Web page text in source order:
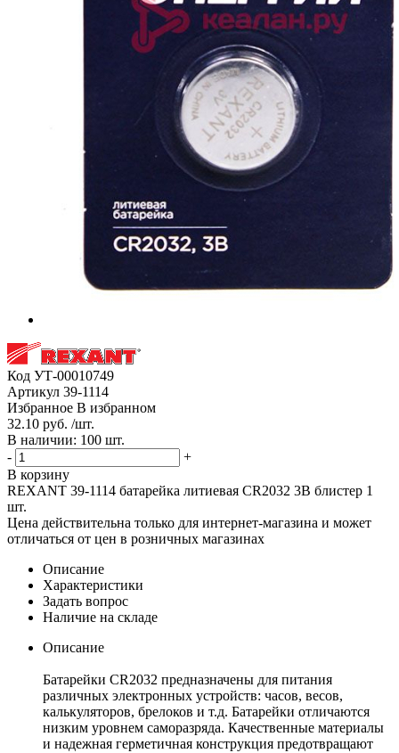
Код УТ-00010749
Артикул 39-1114
Избранное В избранном
32.10 руб. /шт.
В наличии: 100 шт.
-
+
В корзину
REXANT 39-1114 батарейка литиевая CR2032 3В блистер 1
шт.
Цена действительна только для интернет-магазина и может
отличаться от цен в розничных магазинах
Описание
Характеристики
Задать вопрос
Наличие на складе
Описание
Батарейки CR2032 предназначены для питания
различных электронных устройств: часов, весов,
калькуляторов, брелоков и т.д. Батарейки отличаются
низким уровнем саморазряда. Качественные материалы
и надежная герметичная конструкция предотвращают